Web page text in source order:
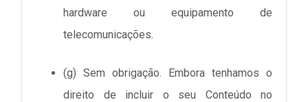
hardware ou equipamento de
telecomunicações.
(g) Sem obrigação. Embora tenhamos o
direito de incluir o seu Conteúdo no